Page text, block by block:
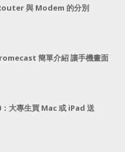
與 Modem 的分別
簡單介紹 讓手機畫面
大專生買 Mac 或 iPad 送